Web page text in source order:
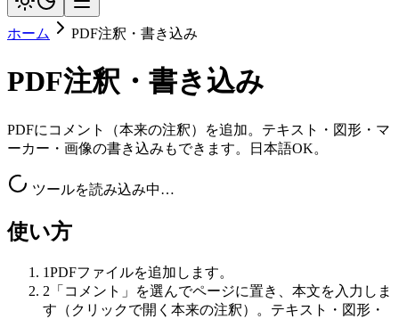
ホーム PDF注釈・書き込み
PDF注釈・書き込み
PDFにコメント（本来の注釈）を追加。テキスト・図形・マ
ーカー・画像の書き込みもできます。日本語OK。
ツールを読み込み中…
使い方
1PDFファイルを追加します。
2 「コメント」を選んでページに置き、本文を入力しま
す（クリックで開く本来の注釈）。テキスト・図形・